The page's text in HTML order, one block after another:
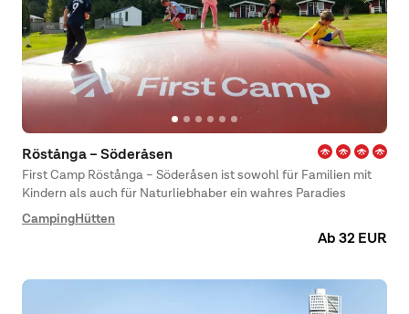
Röstånga – Söderåsen
First Camp Röstånga – Söderåsen ist sowohl für Familien mit
Kindern als auch für Naturliebhaber ein wahres Paradies
Camping Hütten
Ab 32 EUR